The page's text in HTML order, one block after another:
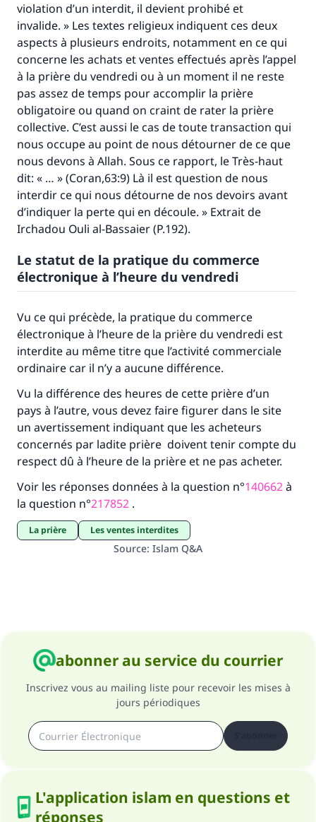
violation d’un interdit, il devient prohibé et
invalide. » Les textes religieux indiquent ces deux
aspects à plusieurs endroits, notamment en ce qui
concerne les achats et ventes effectués après l’appel
à la prière du vendredi ou à un moment il ne reste
pas assez de temps pour accomplir la prière
obligatoire ou quand on craint de rater la prière
collective. C’est aussi le cas de toute transaction qui
nous occupe au point de nous détourner de ce que
nous devons à Allah. Sous ce rapport, le Très-haut
dit: « … » (Coran,63:9) Là il est question de nous
interdir ce qui nous détourne de nos devoirs avant
d’indiquer la perte qui en découle. » Extrait de
Irchadou Ouli al-Bassaier (P.192).
Le statut de la pratique du commerce
électronique à l’heure du vendredi
Vu ce qui précède, la pratique du commerce
électronique à l’heure de la prière du vendredi est
interdite au même titre que l’activité commerciale
ordinaire car il n’y a aucune différence.
Vu la différence des heures de cette prière d’un
pays à l’autre, vous devez faire figurer dans le site
un avertissement indiquant que les acheteurs
concernés par ladite prière doivent tenir compte du
respect dû à l’heure de la prière et ne pas acheter.
Voir les réponses données à la question n°140662à
la question n°217852 .
La prière Les ventes interdites
Source: Islam Q&A
abonner au service du courrier
Inscrivez vous au mailing liste pour recevoir les mises à
jours périodiques
L'application islam en questions et
réponses